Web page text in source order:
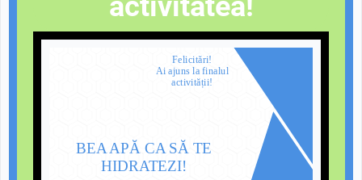
BEA APĂ CA SĂ TE
HIDRATEZI!
Felicitări!
Ai ajuns la finalul
activității!